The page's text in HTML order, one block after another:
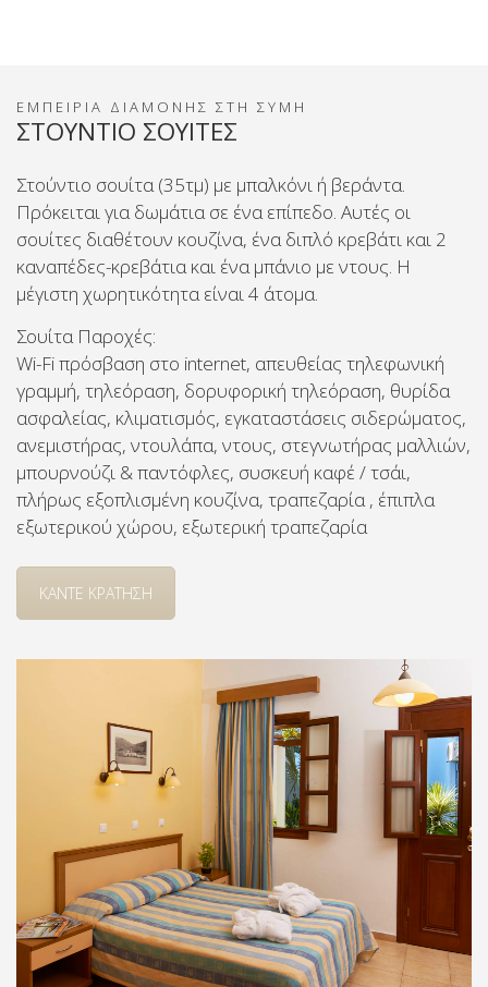
ΕΜΠΕΙΡΊΑ ΔΙΑΜΟΝΉΣ ΣΤΗ ΣΎΜΗ
ΣΤΟΥΝΤΙΟ ΣΟΥΙΤΕΣ
Στούντιο σουίτα (35τμ) με μπαλκόνι ή βεράντα.
Πρόκειται για δωμάτια σε ένα επίπεδο. Αυτές οι
σουίτες διαθέτουν κουζίνα, ένα διπλό κρεβάτι και 2
καναπέδες-κρεβάτια και ένα μπάνιο με ντους. Η
μέγιστη χωρητικότητα είναι 4 άτομα.
Σουίτα Παροχές:
Wi-Fi πρόσβαση στο internet, απευθείας τηλεφωνική
γραμμή, τηλεόραση, δορυφορική τηλεόραση, θυρίδα
ασφαλείας, κλιματισμός, εγκαταστάσεις σιδερώματος,
ανεμιστήρας, ντουλάπα, ντους, στεγνωτήρας μαλλιών,
μπουρνούζι & παντόφλες, συσκευή καφέ / τσάι,
πλήρως εξοπλισμένη κουζίνα, τραπεζαρία , έπιπλα
εξωτερικού χώρου, εξωτερική τραπεζαρία
ΚΑΝΤΕ ΚΡΑΤΗΣΗ